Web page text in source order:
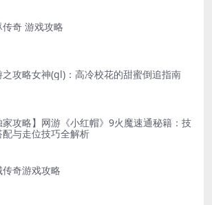
传奇 游戏攻略
之攻略女神(gl)：高冷校花的甜蜜倒追指南
家攻略】网游《小红帽》9火魔速通秘籍：技
配与走位技巧全解析
传奇游戏攻略